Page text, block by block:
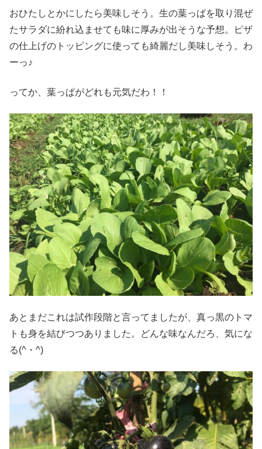
おひたしとかにしたら美味しそう。生の葉っぱを取り混ぜ
たサラダに紛れ込ませても味に厚みが出そうな予想。ピザ
の仕上げのトッピングに使っても綺麗だし美味しそう。わ
ーっ♪
ってか、葉っぱがどれも元気だわ！！
あとまだこれは試作段階と言ってましたが、真っ黒のトマ
トも身を結びつつありました。どんな味なんだろ、気にな
る(^・^)